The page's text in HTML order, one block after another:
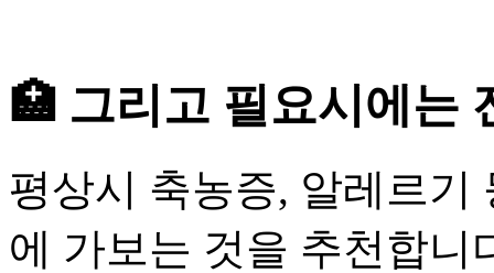
🏥 그리고 필요시에는
평상시 축농증, 알레르기
에 가보는 것을 추천합니